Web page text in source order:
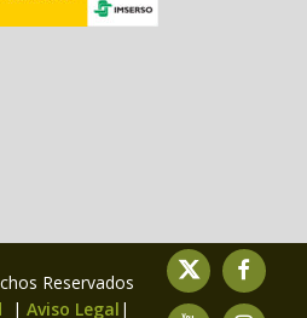
Reservados
| Aviso Legal |